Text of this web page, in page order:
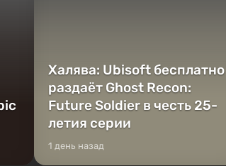
Халява: Ubisoft бесплатно
раздаёт Ghost Recon:
Future Soldier в честь 25-
летия серии
1 день назад